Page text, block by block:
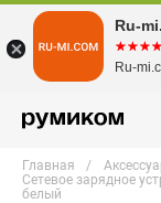
Главная
Сетевое зарядное
белый
Ru-
Ru-